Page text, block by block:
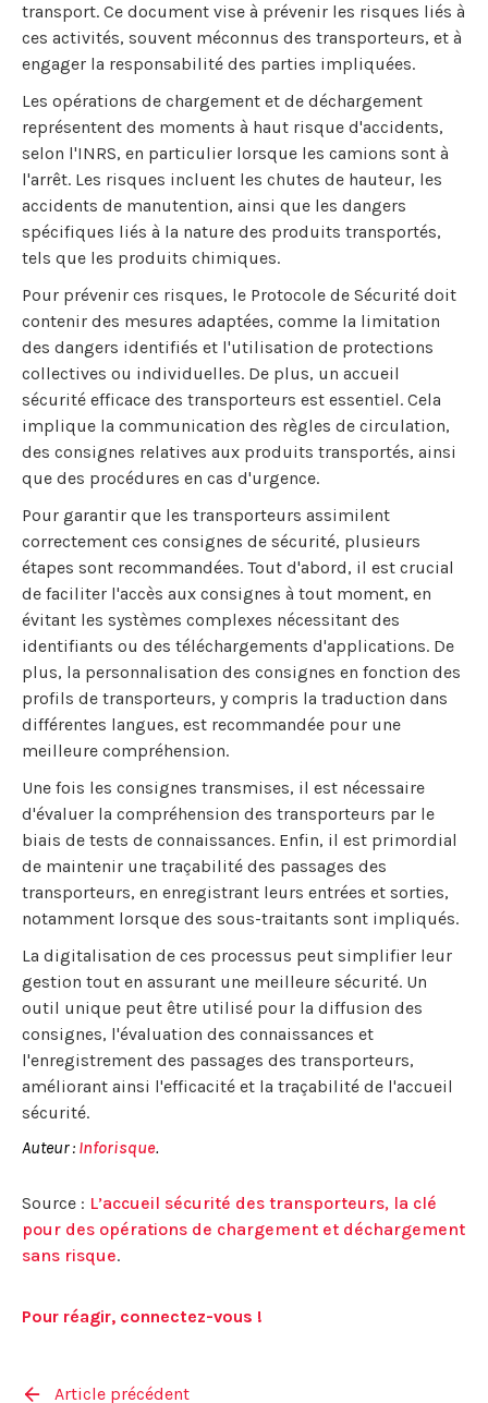
transport. Ce document vise à prévenir les risques liés à
ces activités, souvent méconnus des transporteurs, et à
engager la responsabilité des parties impliquées.
Les opérations de chargement et de déchargement
représentent des moments à haut risque d'accidents,
selon l'INRS, en particulier lorsque les camions sont à
l'arrêt. Les risques incluent les chutes de hauteur, les
accidents de manutention, ainsi que les dangers
spécifiques liés à la nature des produits transportés,
tels que les produits chimiques.
Pour prévenir ces risques, le Protocole de Sécurité doit
contenir des mesures adaptées, comme la limitation
des dangers identifiés et l'utilisation de protections
collectives ou individuelles. De plus, un accueil
sécurité efficace des transporteurs est essentiel. Cela
implique la communication des règles de circulation,
des consignes relatives aux produits transportés, ainsi
que des procédures en cas d'urgence.
Pour garantir que les transporteurs assimilent
correctement ces consignes de sécurité, plusieurs
étapes sont recommandées. Tout d'abord, il est crucial
de faciliter l'accès aux consignes à tout moment, en
évitant les systèmes complexes nécessitant des
identifiants ou des téléchargements d'applications. De
plus, la personnalisation des consignes en fonction des
profils de transporteurs, y compris la traduction dans
différentes langues, est recommandée pour une
meilleure compréhension.
Une fois les consignes transmises, il est nécessaire
d'évaluer la compréhension des transporteurs par le
biais de tests de connaissances. Enfin, il est primordial
de maintenir une traçabilité des passages des
transporteurs, en enregistrant leurs entrées et sorties,
notamment lorsque des sous-traitants sont impliqués.
La digitalisation de ces processus peut simplifier leur
gestion tout en assurant une meilleure sécurité. Un
outil unique peut être utilisé pour la diffusion des
consignes, l'évaluation des connaissances et
l'enregistrement des passages des transporteurs,
améliorant ainsi l'efficacité et la traçabilité de l'accueil
sécurité.
Auteur : Inforisque.
Source : L’accueil sécurité des transporteurs, la clé
pour des opérations de chargement et déchargement
sans risque.
Pour réagir, connectez-vous !
Article précédent